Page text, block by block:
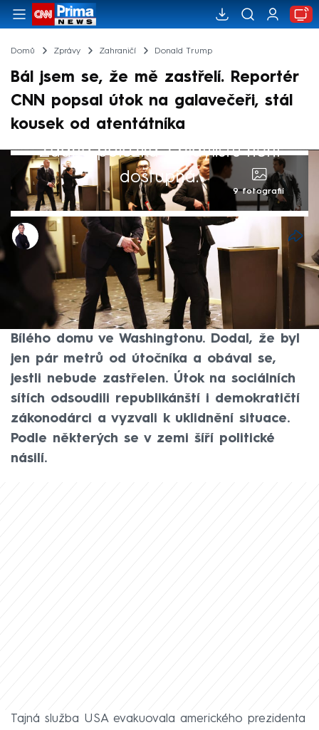
Domů Zprávy Zahraničí Donald Trump
Bál jsem se, že mě zastřelí. Reportér
CNN popsal útok na galavečeři, stál
kousek od atentátníka
Žádná položka z playlistu není
dostupná.
9 fotografií
Václav Černý
Akt. 26. dub 2026, 11:41• 26. dub 2026, 10:09
Byl to pro mě hrozný a velmi děsivý
okamžik, popsal reportér CNN Wolf Blitzer
střelbu na galavečeři s korespondenty
Bílého domu ve Washingtonu. Dodal, že byl
jen pár metrů od útočníka a obával se,
jestli nebude zastřelen. Útok na sociálních
sítích odsoudili republikánští i demokratičtí
zákonodárci a vyzvali k uklidnění situace.
Podle některých se v zemi šíří politické
násilí.
Tajná služba USA evakuovala amerického prezidenta